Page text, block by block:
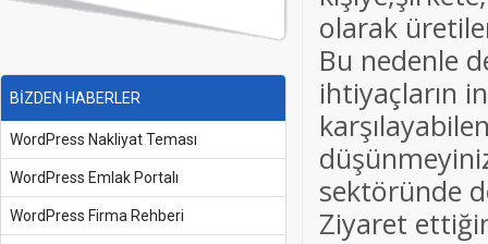
BİZDEN HABERLER
WordPress Nakliyat Teması
WordPress Emlak Portalı
WordPress Firma Rehberi
olarak
Bu nedenle
ihtiyaçların
sektöründe
Ziyaret